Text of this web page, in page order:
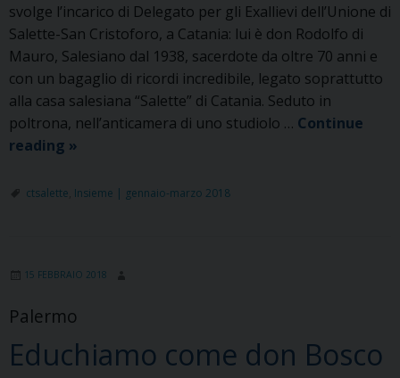
svolge l’incarico di Delegato per gli Exallievi dell’Unione di
Salette-San Cristoforo, a Catania: lui è don Rodolfo di
Mauro, Salesiano dal 1938, sacerdote da oltre 70 anni e
con un bagaglio di ricordi incredibile, legato soprattutto
alla casa salesiana “Salette” di Catania. Seduto in
poltrona, nell’anticamera di uno studiolo … Continue
reading 99
di
di
Salesiano,
memoria
storica
»
ctsalette Insieme | gennaio-marzo 2018
15 FEBBRAIO 2018
Palermo
Educhiamo come don Bosco